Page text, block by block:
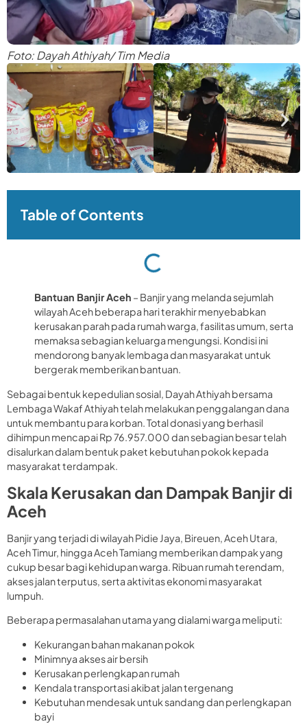
Foto: Dayah Athiyah/ Tim Media
Table of Contents
Bantuan Banjir Aceh – Banjir yang melanda sejumlah
wilayah Aceh beberapa hari terakhir menyebabkan
kerusakan parah pada rumah warga, fasilitas umum, serta
memaksa sebagian keluarga mengungsi. Kondisi ini
mendorong banyak lembaga dan masyarakat untuk
bergerak memberikan bantuan.
Sebagai bentuk kepedulian sosial, Dayah Athiyah bersama
Lembaga Wakaf Athiyah telah melakukan penggalangan dana
untuk membantu para korban. Total donasi yang berhasil
dihimpun mencapai Rp 76.957.000 dan sebagian besar telah
disalurkan dalam bentuk paket kebutuhan pokok kepada
masyarakat terdampak.
Skala Kerusakan dan Dampak Banjir di
Aceh
Banjir yang terjadi di wilayah Pidie Jaya, Bireuen, Aceh Utara,
Aceh Timur, hingga Aceh Tamiang memberikan dampak yang
cukup besar bagi kehidupan warga. Ribuan rumah terendam,
akses jalan terputus, serta aktivitas ekonomi masyarakat
lumpuh.
Beberapa permasalahan utama yang dialami warga meliputi:
Kekurangan bahan makanan pokok
Minimnya akses air bersih
Kerusakan perlengkapan rumah
Kendala transportasi akibat jalan tergenang
Kebutuhan mendesak untuk sandang dan perlengkapan
bayi